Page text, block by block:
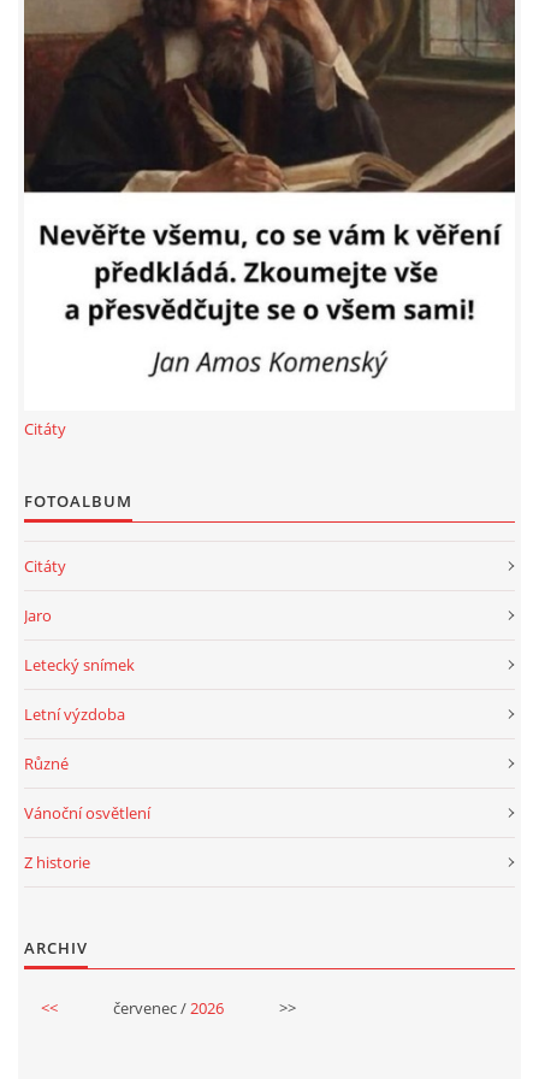
PROHLÁŠENÍ VLASTNÍKA 2023
DOMOVNÍ SCHŮZE DNE 13. 5. 2024 - VIDEO
ČLENSKÁ SCHŮZE 1. 2. 2024
SITUACE S G, GS
HISTORIE BD
ZASTUPITELSTVO
SPOLEK SPRAVEDLNOST PRO BYTOVÁ DRUŽSTVA
ČLÁNKY Z NOVIN
Citáty
FOTOALBUM
Citáty
Jaro
Letecký snímek
Letní výzdoba
Různé
Vánoční osvětlení
Z historie
ARCHIV
<< červenec /2026 >>